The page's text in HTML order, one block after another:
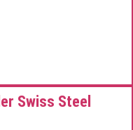
Swiss Steel